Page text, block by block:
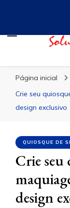
Página inicial
Crie seu
design exclusivo
QUIOSQUE DE
Crie seu
design